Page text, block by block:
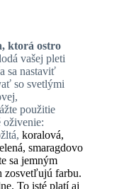
ktorá ostro
vašej pleti
sa nastaviť
so svetlými
použitie
koralová,
smaragdovo
sa jemným
zosvetľujú farbu.
To isté platí aj